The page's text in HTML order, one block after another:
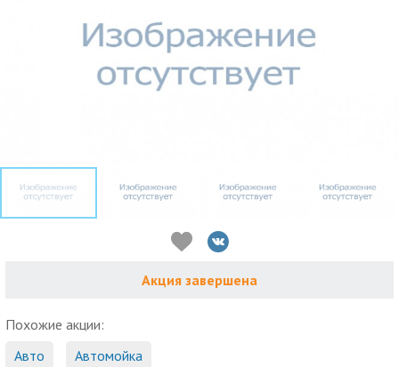
Акция завершена
Похожие акции:
Авто
Автомойка